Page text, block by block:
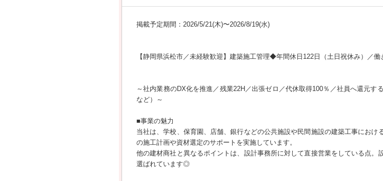
掲載予定期間：2026/5/21(木)〜2026/8/19(水)
【静岡県浜松市／未経験歓迎】建築施工管理◆年間休日122日（土日祝休み）／働
～社内業務のDX化を推進／残業22H／出張ゼロ／代休取得100％／社員へ還元す
など）～
■事業の魅力
当社は、学校、保育園、店舗、銀行などの公共施設や民間施設の建築工事にお
の施工計画や資材選定のサポートを実施しています。
他の建材商社と異なるポイントは、設計事務所に対して直接営業をしている点。
選ばれています◎